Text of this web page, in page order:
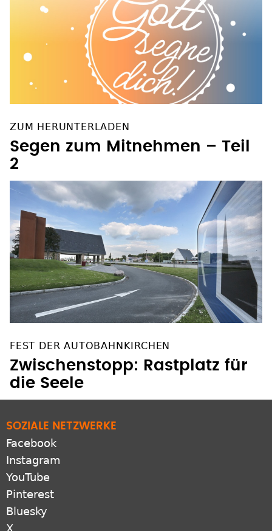
ZUM HERUNTERLADEN
Segen zum Mitnehmen – Teil
2
FEST DER AUTOBAHNKIRCHEN
Zwischenstopp: Rastplatz für
die Seele
SOZIALE NETZWERKE
Facebook
Instagram
YouTube
Pinterest
Bluesky
X